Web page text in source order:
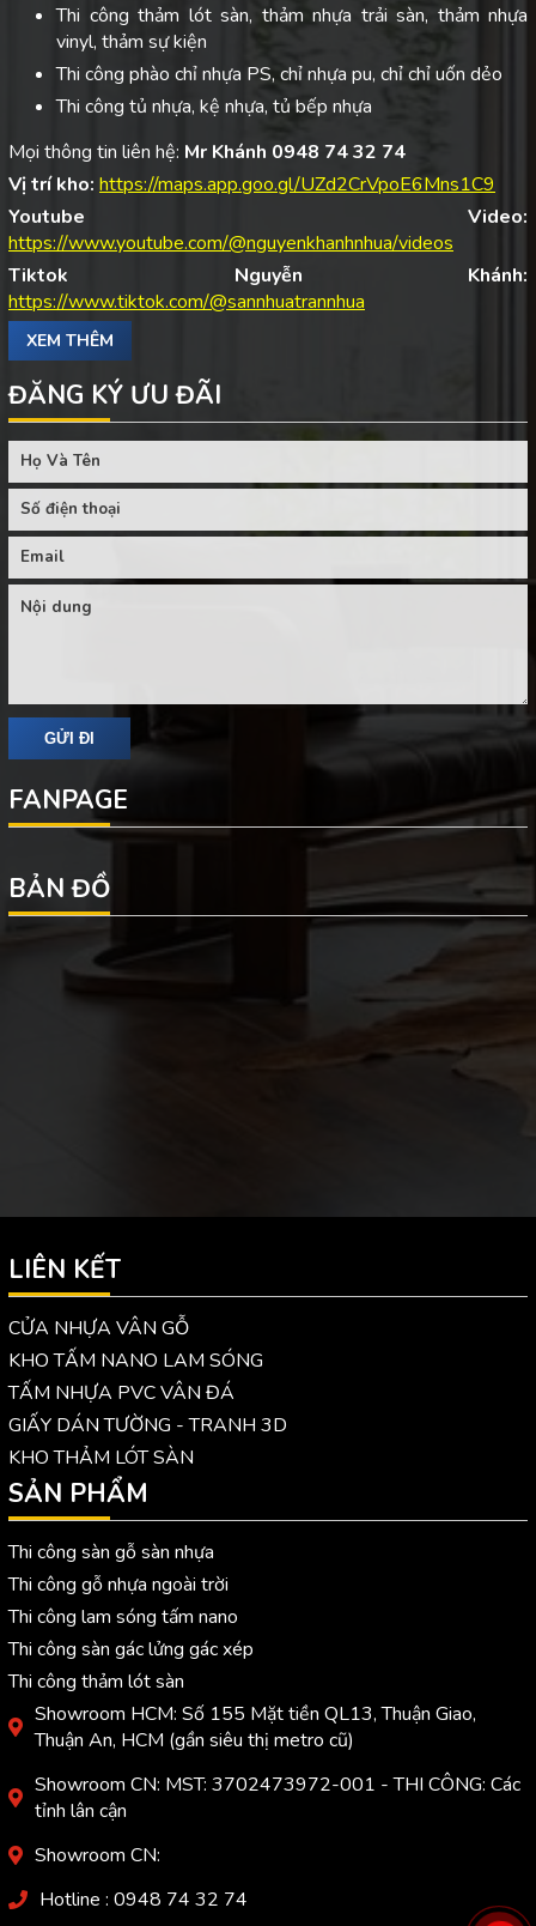
Thi công thảm lót sàn, thảm nhựa trải sàn, thảm nhựa
vinyl, thảm sự kiện
Thi công phào chỉ nhựa PS, chỉ nhựa pu, chỉ chỉ uốn dẻo
Thi công tủ nhựa, kệ nhựa, tủ bếp nhựa
Mọi thông tin liên hệ: Mr Khánh 0948 74 32 74
Vị trí kho: https://maps.app.goo.gl/UZd2CrVpoE6Mns1C9
Youtube Video:
https://www.youtube.com/@nguyenkhanhnhua/videos
Tiktok Nguyễn Khánh:
https://www.tiktok.com/@sannhuatrannhua
XEM THÊM
ĐĂNG KÝ ƯU ĐÃI
FANPAGE
BẢN ĐỒ
LIÊN KẾT
CỬA NHỰA VÂN GỖ
KHO TẤM NANO LAM SÓNG
TẤM NHỰA PVC VÂN ĐÁ
GIẤY DÁN TƯỜNG - TRANH 3D
KHO THẢM LÓT SÀN
SẢN PHẨM
Thi công sàn gỗ sàn nhựa
Thi công gỗ nhựa ngoài trời
Thi công lam sóng tấm nano
Thi công sàn gác lửng gác xép
Thi công thảm lót sàn
Showroom HCM: Số 155 Mặt tiền QL13, Thuận Giao,
Thuận An, HCM (gần siêu thị metro cũ)
Showroom CN: MST: 3702473972-001 - THI CÔNG: Các
tỉnh lân cận
Showroom CN:
Hotline : 0948 74 32 74